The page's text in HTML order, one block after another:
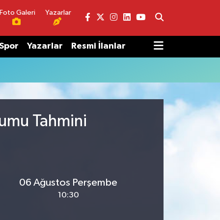
Foto Galeri Yazarlar
Yazarlar Resmi İlanlar
Tahmini
06 Ağustos Perşembe
10:30